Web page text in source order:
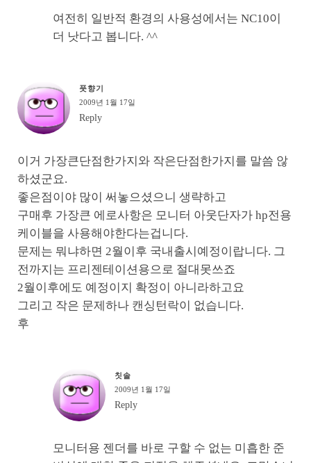
여전히 일반적 환경의 사용성에서는 NC10이
더 낫다고 봅니다. ^^
풋향기
2009년 1월 17일
Reply
이거 가장큰단점한가지와 작은단점한가지를 말씀 않
하셨군요.
좋은점이야 많이 써놓으셨으니 생략하고
구매후 가장큰 에로사항은 모니터 아웃단자가 hp전용
케이블을 사용해야한다는겁니다.
문제는 뭐냐하면 2월이후 국내출시예정이랍니다. 그
전까지는 프리젠테이션용으로 절대못쓰죠
2월이후에도 예정이지 확정이 아니라하고요
그리고 작은 문제하나 캔싱턴락이 없습니다.
후
칫솔
2009년 1월 17일
Reply
모니터용 젠더를 바로 구할 수 없는 미흡한 준